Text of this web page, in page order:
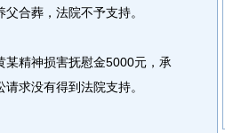
合葬，法院不予支持。
精神损害抚慰金5000元，承
求没有得到法院支持。